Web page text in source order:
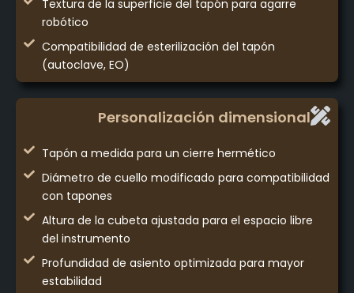
Textura de la superficie del tapón para agarre
robótico
Compatibilidad de esterilización del tapón
(autoclave, EO)
Personalización dimensional
Tapón a medida para un cierre hermético
Diámetro de cuello modificado para compatibilidad
con tapones
Altura de la cubeta ajustada para el espacio libre
del instrumento
Profundidad de asiento optimizada para mayor
estabilidad